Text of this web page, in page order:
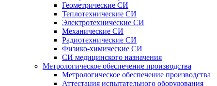
Геометрические СИ
Теплотехнические СИ
Электротехнические СИ
Механические СИ
Радиотехнические СИ
Физико-химические СИ
СИ медицинского назначения
Метрологическое обеспечение производства
Метрологическое обеспечение производства
Аттестация испытательного оборудования